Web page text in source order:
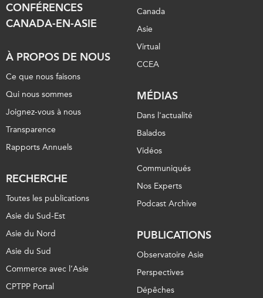
CONFÉRENCES
CANADA-EN-ASIE
À PROPOS DE NOUS
Ce que nous faisons
Qui nous sommes
Joignez-vous à nous
Transparence
Rapports Annuels
RECHERCHE
Toutes les publications
Asie du Sud-Est
Asie du Nord
Asie du Sud
Commerce avec l’Asie
CPTPP Portal
Canada
Asie
Virtual
CCEA
MÉDIAS
Dans l'actualité
Balados
Vidéos
Communiqués
Nos Experts
Podcast Archive
PUBLICATIONS
Observatoire Asie
Perspectives
Dépêches